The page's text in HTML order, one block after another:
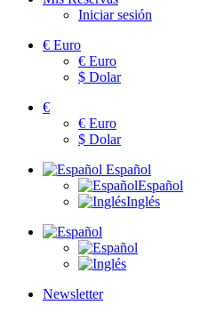
Iniciar sesión
€ Euro
€ Euro
$ Dolar
€
€ Euro
$ Dolar
Español
Español
Inglés
Newsletter